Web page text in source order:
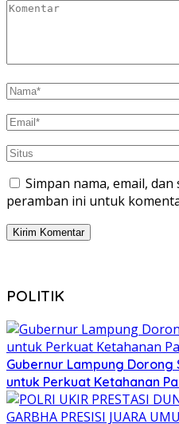
Simpan nama, email,
peramban ini untuk
POLITIK
Gubernur Lampung
untuk Perkuat Ketahanan